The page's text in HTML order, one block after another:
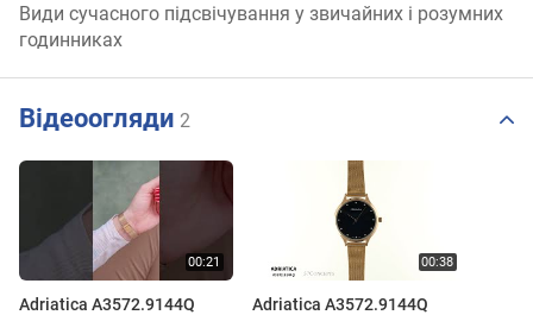
Види сучасного підсвічування у звичайних і розумних
годинниках
Відеоогляди 2
Adriatica A3572.9144Q
Adriatica A3572.9144Q